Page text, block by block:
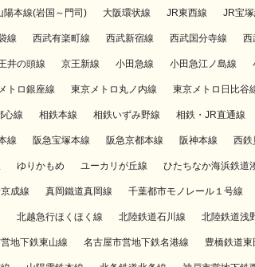
陽本線(岩国～門司) 大阪環状線 JR東西線 JR宝
線 西武有楽町線 西武新宿線 西武国分寺線 西
井の頭線 京王新線 小田急線 小田急江ノ島線
トロ銀座線 東京メトロ丸ノ内線 東京メトロ日比谷
心線 相鉄本線 相鉄いずみ野線 相鉄・JR直通線
線 阪急宝塚本線 阪急京都本線 阪神本線 西鉄
ゆりかもめ ユーカリが丘線 ひたちなか海浜鉄道
成線 真岡鐵道真岡線 千葉都市モノレール１号線
北越急行ほくほく線 北陸鉄道石川線 北陸鉄道浅
地下鉄東山線 名古屋市営地下鉄名港線 豊橋鉄道東